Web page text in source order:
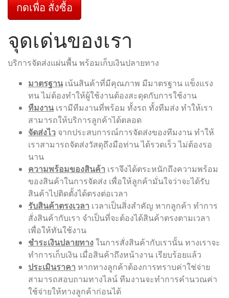
กดเพื่อ สั่งซื้อ
จุดเด่นของเรา
บริการจัดส่งแผ่นพื้น พร้อมเก็บเงินปลายทาง
มาตรฐาน เน้นสินค้าที่มีคุณภาพ มีมาตรฐาน แข็งแรง
ทน ไม่ต้องทำให้ผู้ใช้งานต้องสะดุดกับการใช้งาน
ทีมงาน เรามีทีมงานที่พร้อม ทั้งรถ ทั้งทีมส่ง ทำให้เรา
สามารถให้บริการลูกค้าได้ตลอด
จัดส่งไว จากประสบการณ์การจัดส่งของทีมงาน ทำให้
เราสามารถจัดส่งวัสดุถึงมือท่าน ได้รวดเร็ว ไม่ต้องรอ
นาน
ความพร้อมของสินค้า เราจึงได้ตระหนักถึงความพร้อม
ของสินค้าในการจัดส่ง เพื่อให้ลูกค้ามั่นใจว่าจะได้รับ
สินค้าไปติดตั้งได้ตรงต่อเวลา
รับสินค้าตรงเวลา เวลาเป็นสิ่งสำคัญ หากลูกค้า ทำการ
สั่งสินค้ากับเรา จำเป็นที่จะต้องได้สินค้าตรงตามเวลา
เพื่อให้ทันใช้งาน
ชำระเงินปลายทางในการสั่งสินค้ากับเรานั้น ทางเราจะ
ทำการเก็บเงิน เมื่อสินค้าถึงหน้างาน เรียบร้อยแล้ว
ประเมินราคา หากทางลูกค้าต้องการทราบค่าใช่จ่าย
สามารถสอบถามทางไลน์ ทีมงานจะทำการคำนวณค่า
ใช้จ่ายให้ทางลูกค้าก่อนได้